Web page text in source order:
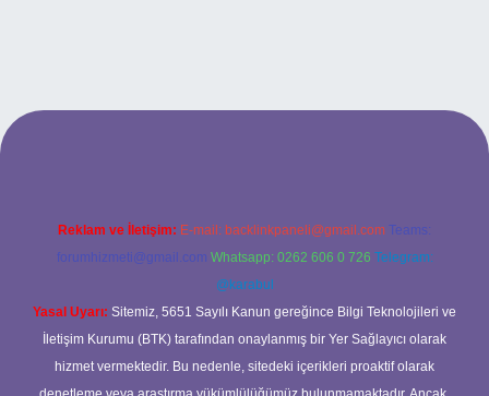
casino
Reklam ve İletişim: E-mail: backlinkpaneli@gmail.com Teams:
forumhizmeti@gmail.com Whatsapp: 0262 606 0 726 Telegram:
@karabul
Yasal Uyarı: Sitemiz, 5651 Sayılı Kanun gereğince Bilgi Teknolojileri ve
İletişim Kurumu (BTK) tarafından onaylanmış bir Yer Sağlayıcı olarak
hizmet vermektedir. Bu nedenle, sitedeki içerikleri proaktif olarak